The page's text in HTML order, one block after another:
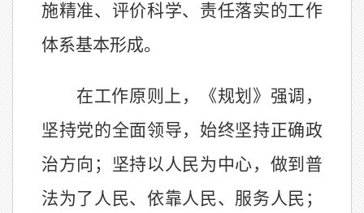
施精准、评价科学、责任落实的工作
体系基本形成。
在工作原则上，《规划》强调，
坚持党的全面领导，始终坚持正确政
治方向；坚持以人民为中心，做到普
法为了人民、依靠人民、服务人民；